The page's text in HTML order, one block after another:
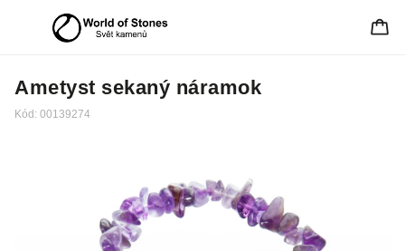
Ametyst sekaný náramok
Kód: 00139274